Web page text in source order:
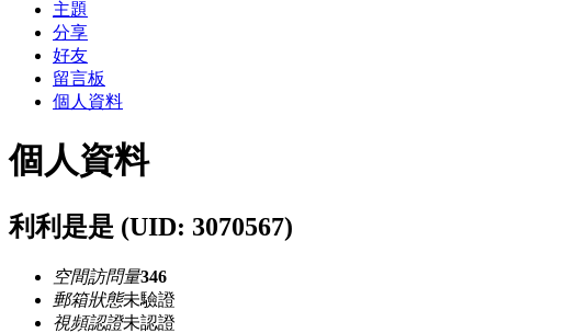
主題
分享
好友
留言板
個人資料
個人資料
利利是是 (UID: 3070567)
空間訪問量346
郵箱狀態未驗證
視頻認證未認證